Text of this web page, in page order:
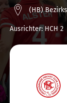
(HB)
Ausrichter: HCH 2